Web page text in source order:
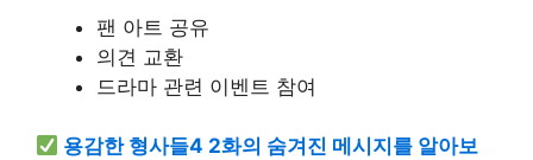
팬 아트 공유
의견 교환
드라마 관련 이벤트 참여
용감한 형사들4 2화의 숨겨진 메시지를 알아보